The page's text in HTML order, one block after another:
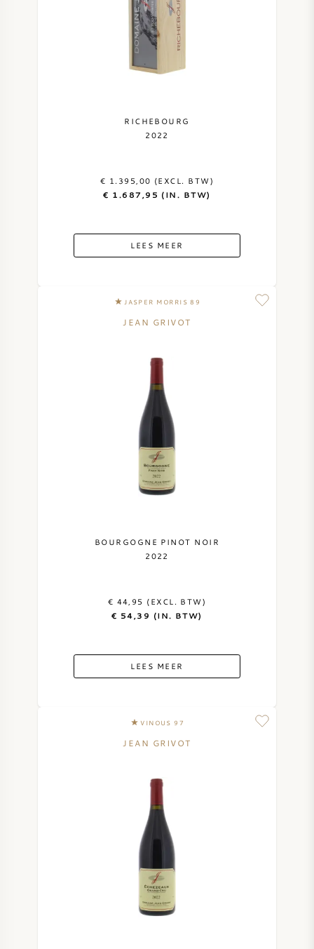
RICHEBOURG
2022
€ 1.395,00 (EXCL. BTW)
€ 1.687,95 (IN. BTW)
LEES MEER
JASPER MORRIS 89
JEAN GRIVOT
BOURGOGNE PINOT NOIR
2022
€ 44,95 (EXCL. BTW)
€ 54,39 (IN. BTW)
LEES MEER
VINOUS 97
JEAN GRIVOT